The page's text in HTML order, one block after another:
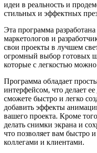
идеи в реальность и
стильных и эффектных
Эта программа
маркетологов и
свои проекты в лучшем
огромный выбор готовых
которые с легкостью
Программа обладает
интерфейсом, что делает
сможете быстро и легко
добавить эффекты
вашего проекта. Кроме
делать снимки экрана и
что позволяет вам быстро
коллегами и клиентами.